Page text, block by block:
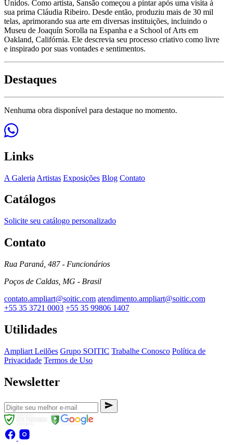
Unidos. Como artista, Sansão começou a pintar após uma visita à
sua prima Cláudia Ribeiro. Desde então, produziu mais de 30 mil
telas, aprimorando sua arte em diversas instituições, incluindo o
Museu de Joaquín Sorolla na Espanha e a School of Arts em
Oakland, Califórnia. Ele descrevia seu processo criativo como livre
e inspirado por suas vontades e sentimentos.
Destaques
Nenhuma obra disponível para destaque no momento.
Links
A Galeria Artistas Exposições Blog Contato
Catálogos
Solicite seu catálogo personalizado
Contato
Rua Paraná, 487 - Funcionários
Poços de Caldas, MG - Brasil
contato.ampliart@soitic.com atendimento.ampliart@soitic.com
+55 35 3721 0003 +55 35 99806 1407
Utilidades
Ampliart Leilões Grupo SOITIC Trabalhe Conosco Política de
Privacidade Termos de Uso
Newsletter